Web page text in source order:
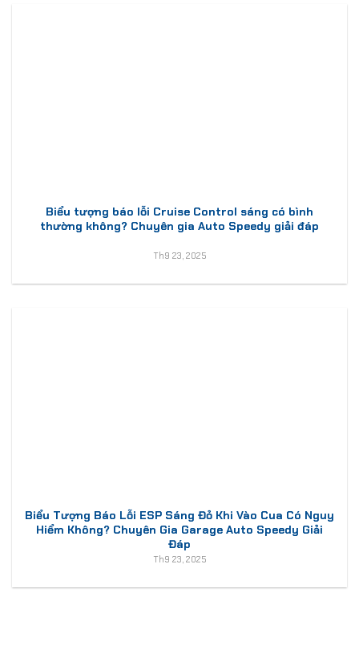
Biểu tượng báo lỗi Cruise Control sáng có bình
thường không? Chuyên gia Auto Speedy giải đáp
Th9 23, 2025
Biểu Tượng Báo Lỗi ESP Sáng Đỏ Khi Vào Cua Có Nguy
Hiểm Không? Chuyên Gia Garage Auto Speedy Giải
Đáp
Th9 23, 2025